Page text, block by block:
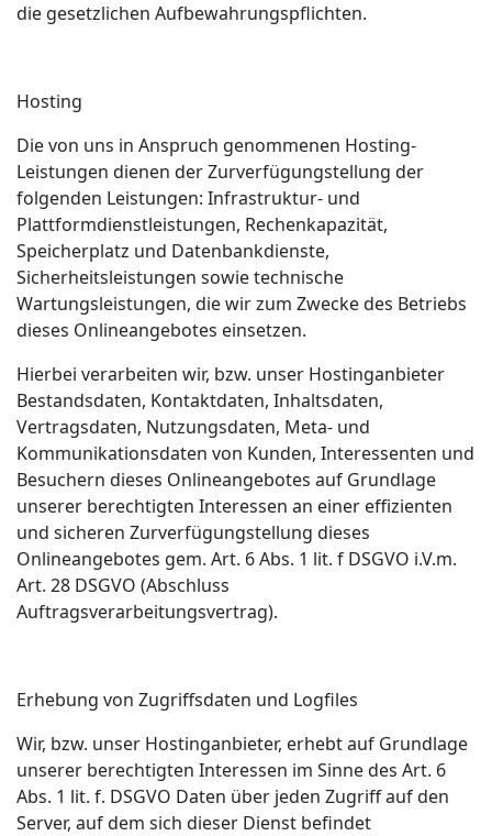
die gesetzlichen Aufbewahrungspflichten.
Hosting
Die von uns in Anspruch genommenen Hosting-
Leistungen dienen der Zurverfügungstellung der
folgenden Leistungen: Infrastruktur- und
Plattformdienstleistungen, Rechenkapazität,
Speicherplatz und Datenbankdienste,
Sicherheitsleistungen sowie technische
Wartungsleistungen, die wir zum Zwecke des Betriebs
dieses Onlineangebotes einsetzen.
Hierbei verarbeiten wir, bzw. unser Hostinganbieter
Bestandsdaten, Kontaktdaten, Inhaltsdaten,
Vertragsdaten, Nutzungsdaten, Meta- und
Kommunikationsdaten von Kunden, Interessenten und
Besuchern dieses Onlineangebotes auf Grundlage
unserer berechtigten Interessen an einer effizienten
und sicheren Zurverfügungstellung dieses
Onlineangebotes gem. Art. 6 Abs. 1 lit. f DSGVO i.V.m.
Art. 28 DSGVO (Abschluss
Auftragsverarbeitungsvertrag).
Erhebung von Zugriffsdaten und Logfiles
Wir, bzw. unser Hostinganbieter, erhebt auf Grundlage
unserer berechtigten Interessen im Sinne des Art. 6
Abs. 1 lit. f. DSGVO Daten über jeden Zugriff auf den
Server, auf dem sich dieser Dienst befindet